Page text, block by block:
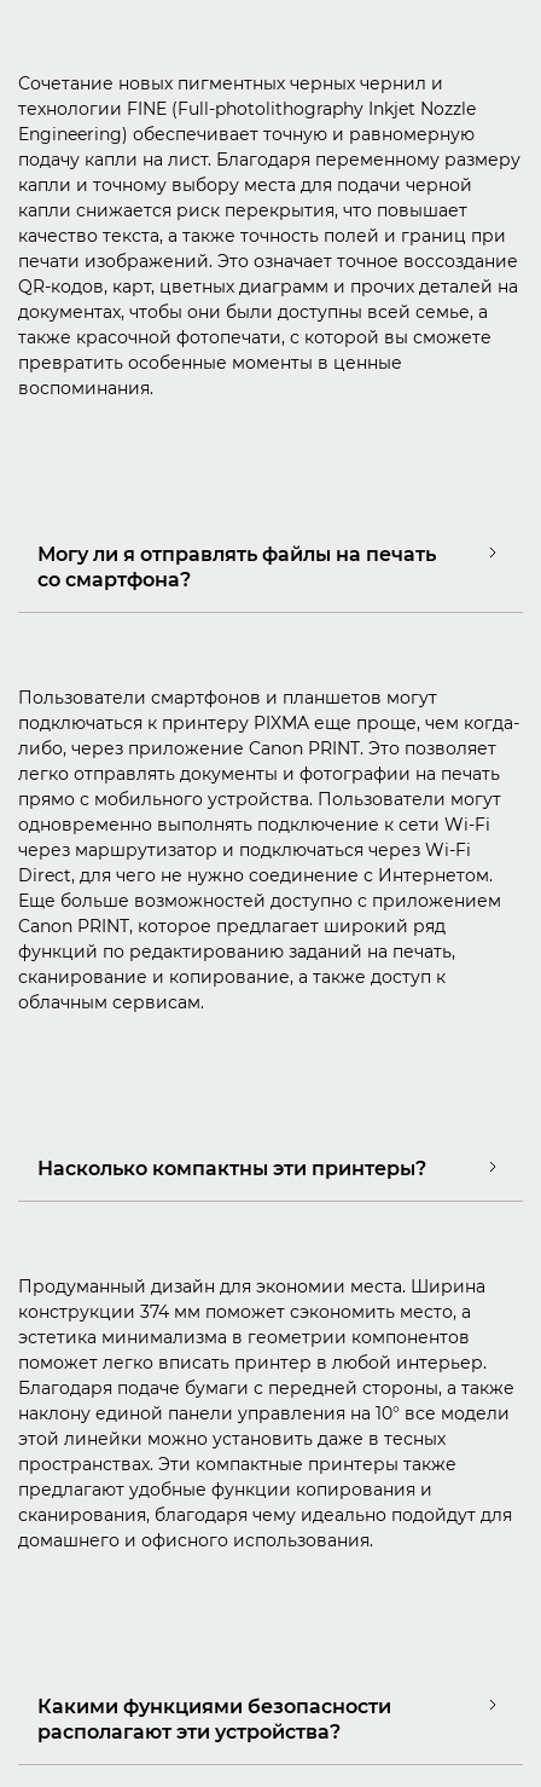
Сочетание новых пигментных черных чернил и
технологии FINE (Full-photolithography Inkjet Nozzle
Engineering) обеспечивает точную и равномерную
подачу капли на лист. Благодаря переменному размеру
капли и точному выбору места для подачи черной
капли снижается риск перекрытия, что повышает
качество текста, а также точность полей и границ при
печати изображений. Это означает точное воссоздание
QR-кодов, карт, цветных диаграмм и прочих деталей на
документах, чтобы они были доступны всей семье, а
также красочной фотопечати, с которой вы сможете
превратить особенные моменты в ценные
воспоминания.
Могу ли я отправлять файлы на печать
со смартфона?
Пользователи смартфонов и планшетов могут
подключаться к принтеру PIXMA еще проще, чем когда-
либо, через приложение Canon PRINT. Это позволяет
легко отправлять документы и фотографии на печать
прямо с мобильного устройства. Пользователи могут
одновременно выполнять подключение к сети Wi-Fi
через маршрутизатор и подключаться через Wi-Fi
Direct, для чего не нужно соединение с Интернетом.
Еще больше возможностей доступно с приложением
Canon PRINT, которое предлагает широкий ряд
функций по редактированию заданий на печать,
сканирование и копирование, а также доступ к
облачным сервисам.
Насколько компактны эти принтеры?
Продуманный дизайн для экономии места. Ширина
конструкции 374 мм поможет сэкономить место, а
эстетика минимализма в геометрии компонентов
поможет легко вписать принтер в любой интерьер.
Благодаря подаче бумаги с передней стороны, а также
наклону единой панели управления на 10° все модели
этой линейки можно установить даже в тесных
пространствах. Эти компактные принтеры также
предлагают удобные функции копирования и
сканирования, благодаря чему идеально подойдут для
домашнего и офисного использования.
Какими функциями безопасности
располагают эти устройства?